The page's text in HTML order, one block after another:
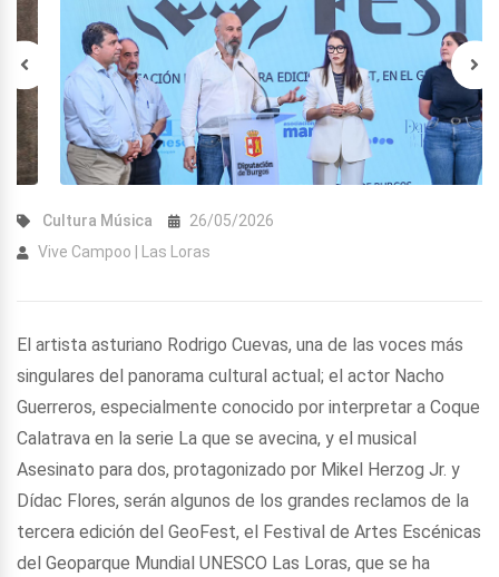
Cultura Música
26/05/2026
Vive Campoo | Las Loras
El artista asturiano Rodrigo Cuevas, una de las voces más
singulares del panorama cultural actual; el actor Nacho
Guerreros, especialmente conocido por interpretar a Coque
Calatrava en la serie La que se avecina, y el musical
Asesinato para dos, protagonizado por Mikel Herzog Jr. y
Dídac Flores, serán algunos de los grandes reclamos de la
tercera edición del GeoFest, el Festival de Artes Escénicas
del Geoparque Mundial UNESCO Las Loras, que se ha